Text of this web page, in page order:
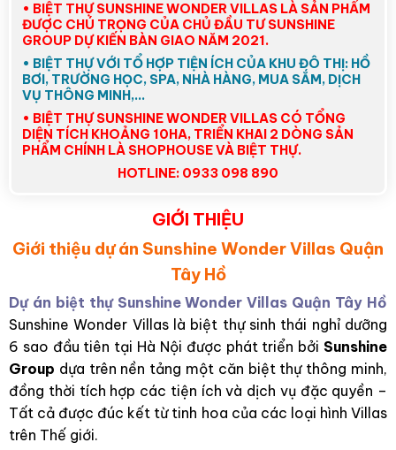
• BIỆT THỰ SUNSHINE WONDER VILLAS LÀ SẢN PHẨM
ĐƯỢC CHÚ TRỌNG CỦA CHỦ ĐẦU TƯ SUNSHINE
GROUP DỰ KIẾN BÀN GIAO NĂM 2021.
• BIỆT THỰ VỚI TỔ HỢP TIỆN ÍCH CỦA KHU ĐÔ THỊ: HỒ
BƠI, TRƯỜNG HỌC, SPA, NHÀ HÀNG, MUA SẮM, DỊCH
VỤ THÔNG MINH,…
• BIỆT THỰ SUNSHINE WONDER VILLAS CÓ TỔNG
DIỆN TÍCH KHOẢNG 10HA, TRIỂN KHAI 2 DÒNG SẢN
PHẨM CHÍNH LÀ SHOPHOUSE VÀ BIỆT THỰ.
HOTLINE: 0933 098 890
GIỚI THIỆU
Giới thiệu dự án Sunshine Wonder Villas Quận
Tây Hồ
Dự án biệt thự Sunshine Wonder Villas Quận Tây Hồ
Sunshine Wonder Villas là biệt thự sinh thái nghỉ dưỡng
6 sao đầu tiên tại Hà Nội được phát triển bởi Sunshine
Group dựa trên nền tảng một căn biệt thự thông minh,
đồng thời tích hợp các tiện ích và dịch vụ đặc quyền –
Tất cả được đúc kết từ tinh hoa của các loại hình Villas
trên Thế giới.